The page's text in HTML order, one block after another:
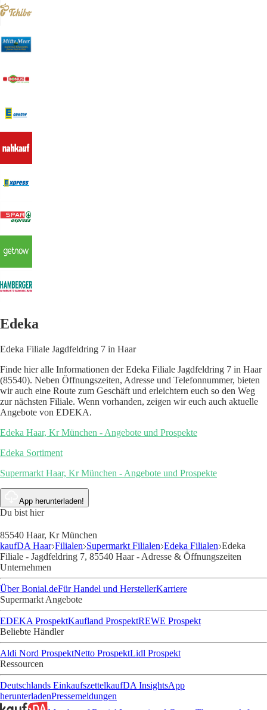
Edeka
Edeka Filiale Jagdfeldring 7 in Haar
Finde hier alle Informationen der Edeka Filiale Jagdfeldring 7 in Haar
(85540). Neben Öffnungszeiten, Adresse und Telefonnummer, bieten
wir auch eine Route zum Geschäft und erleichtern euch so den Weg
zur nächsten Filiale. Wenn vorhanden, zeigen wir euch auch aktuelle
Angebote von EDEKA.
Edeka Haar, Kr München - Angebote und Prospekte
Edeka Sortiment
Supermarkt Haar, Kr München - Angebote und Prospekte
App herunterladen!
Du bist hier
85540 Haar, Kr München
kaufDA Haar Filialen Supermarkt Filialen Edeka Filialen Edeka
Filiale - Jagdfeldring 7, 85540 Haar - Adresse & Öffnungszeiten
Unternehmen
Über Bonial.deFür Handel und HerstellerKarriere
Supermarkt Angebote
EDEKA ProspektKaufland ProspektREWE Prospekt
Beliebte Händler
Aldi Nord ProspektNetto ProspektLidl Prospekt
Ressourcen
Deutschlands EinkaufszettelkaufDA InsightsApp
herunterladenPressemeldungen